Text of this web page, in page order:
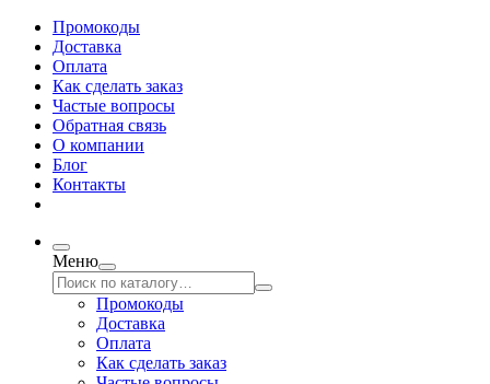
Промокоды
Доставка
Оплата
Как сделать заказ
Частые вопросы
Обратная связь
О компании
Блог
Контакты
Меню
Промокоды
Доставка
Оплата
Как сделать заказ